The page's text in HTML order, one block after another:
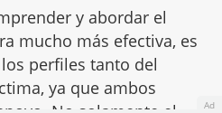
y abordar el
mucho más efectiva, es
perfiles tanto del
ya que ambos
Ad